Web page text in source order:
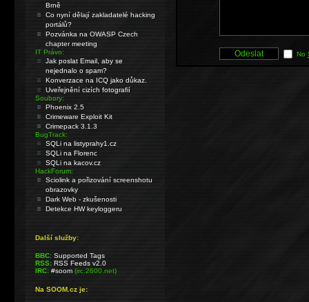
No
Brně
Co nyní dělají zakladatelé hacking
portálů?
Pozvánka na OWASP Czech
chapter meeting
IT Právo:
Jak poslat Email, aby se
nejednalo o spam?
Konverzace na ICQ jako důkaz.
Uveřejnění cizích fotografií
Soubory:
Phoenix 2.5
Crimeware Exploit Kit
Crimepack 3.1.3
BugTrack:
SQLi na listyprahy1.cz
SQLi na Florenc
SQLi na kacov.cz
HackForum:
Sciolink a pořizování screenshotu
obrazovky
Dark Web - zkušenosti
Detekce HW keyloggeru
Další služby:
BBC: Supported Tags
RSS: RSS Feeds v2.0
IRC: #soom(irc.2600.net)
Na SOOM.cz je: